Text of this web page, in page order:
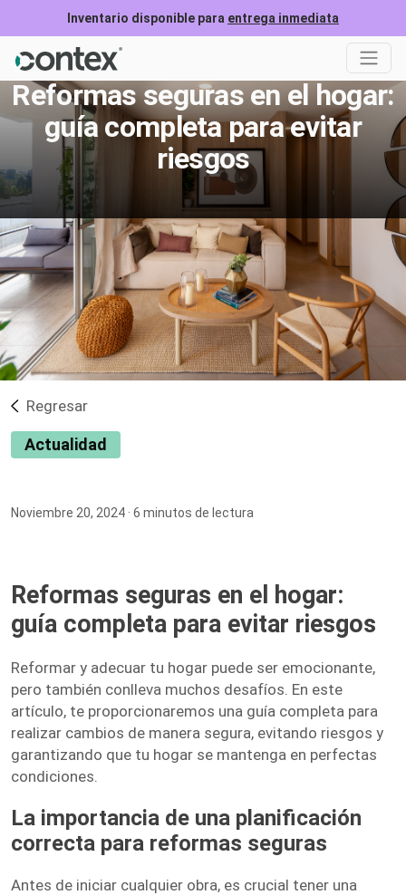
Inventario disponible para entrega inmediata
Reformas seguras en el hogar:
guía completa para evitar
riesgos
Regresar
Actualidad
Noviembre 20, 2024 · 6 minutos de lectura
Reformas seguras en el hogar:
guía completa para evitar riesgos
Reformar y adecuar tu hogar puede ser emocionante,
pero también conlleva muchos desafíos. En este
artículo, te proporcionaremos una guía completa para
realizar cambios de manera segura, evitando riesgos y
garantizando que tu hogar se mantenga en perfectas
condiciones.
La importancia de una planificación
correcta para reformas seguras
Antes de iniciar cualquier obra, es crucial tener una